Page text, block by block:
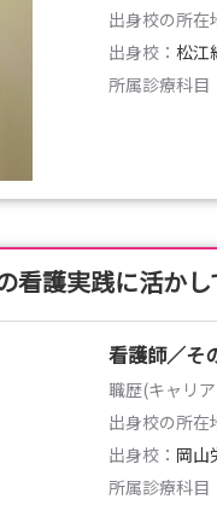
出身校の所在
出身校： 松江
所属診療科目
看護実践に活か
看護師／
職歴(キャリア
出身校の所在
出身校： 岡山
所属診療科目